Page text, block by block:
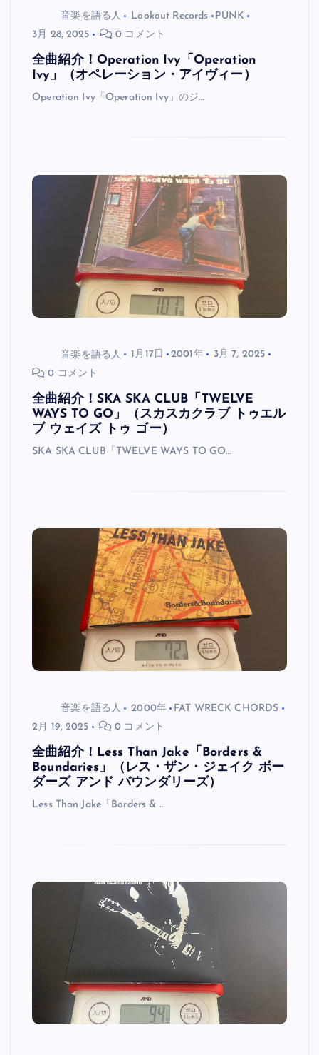
音楽を語る人 Lookout Records
PUNK
3月 28, 2025
0 コメント
全曲紹介！Operation Ivy「Operation
Ivy」（オペレーション・アイヴィー）
Operation Ivy「Operation Ivy」のジ…
音楽を語る人 1月17日 2001年
3月 7, 2025
0 コメント
全曲紹介！SKA SKA CLUB「TWELVE
WAYS TO GO」（スカスカクラブ トゥエル
ブ ウェイズ トゥ ゴー）
SKA SKA CLUB「TWELVE WAYS TO GO…
音楽を語る人 2000年
FAT WRECK CHORDS
2月 19, 2025
0 コメント
全曲紹介！Less Than Jake「Borders &
Boundaries」（レス・ザン・ジェイク ボー
ダーズ アンド バウンダリーズ）
Less Than Jake「Borders & …